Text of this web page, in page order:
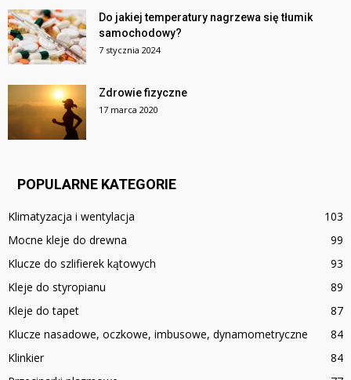
Do jakiej temperatury nagrzewa się tłumik
samochodowy?
7 stycznia 2024
Zdrowie fizyczne
17 marca 2020
POPULARNE KATEGORIE
Klimatyzacja i wentylacja
103
Mocne kleje do drewna
99
Klucze do szlifierek kątowych
93
Kleje do styropianu
89
Kleje do tapet
87
Klucze nasadowe, oczkowe, imbusowe, dynamometryczne
84
Klinkier
84